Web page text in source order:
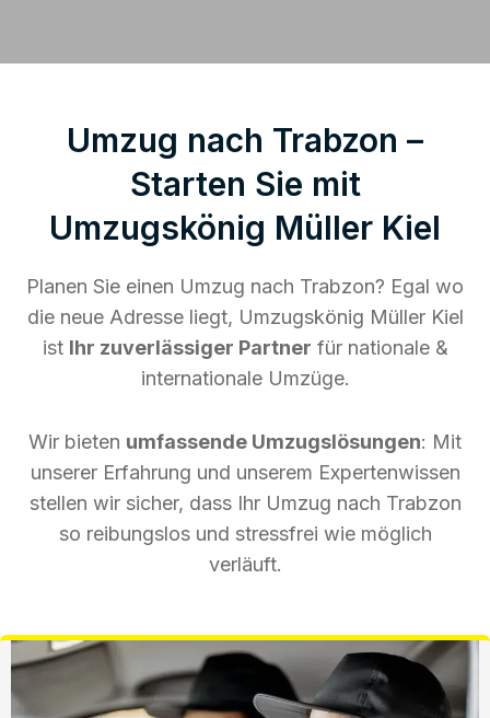
Umzug nach Trabzon –
Starten Sie mit
Umzugskönig Müller Kiel
Planen Sie einen Umzug nach Trabzon? Egal wo
die neue Adresse liegt, Umzugskönig Müller Kiel
ist Ihr zuverlässiger Partner für nationale &
internationale Umzüge.
Wir bieten umfassende Umzugslösungen: Mit
unserer Erfahrung und unserem Expertenwissen
stellen wir sicher, dass Ihr Umzug nach Trabzon
so reibungslos und stressfrei wie möglich
verläuft.